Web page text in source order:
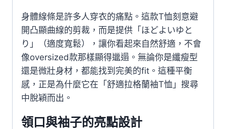
身體線條是許多人穿衣的痛點。這款T恤刻意避
開凸顯曲線的剪裁，而是提供「ほどよいゆと
り」（適度寬鬆），讓你看起來自然舒適，不會
像oversized款那樣顯得邋遢。無論你是纖瘦型
還是微壯身材，都能找到完美的fit。這種平衡
感，正是為什麼它在「舒適拉格蘭袖T恤」搜尋
中脫穎而出。
領口與袖子的亮點設計